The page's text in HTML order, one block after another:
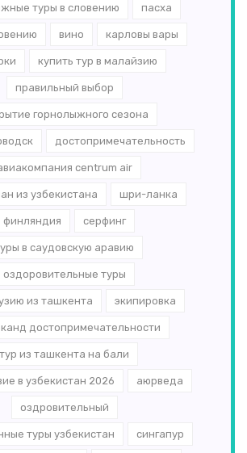
туры в словению пасха
вино карловы вары
купить тур в малайзию
правильный выбор
горнолыжного сезона
достопримечательность
centrum air
из узбекистана шри-ланка
финляндия серфинг
в саудовскую аравию
оздоровительные туры
из ташкента экипировка
достопримечательности
тур из ташкента на бали
в узбекистан 2026 аюрведа
оздровительный
туры узбекистан сингапур